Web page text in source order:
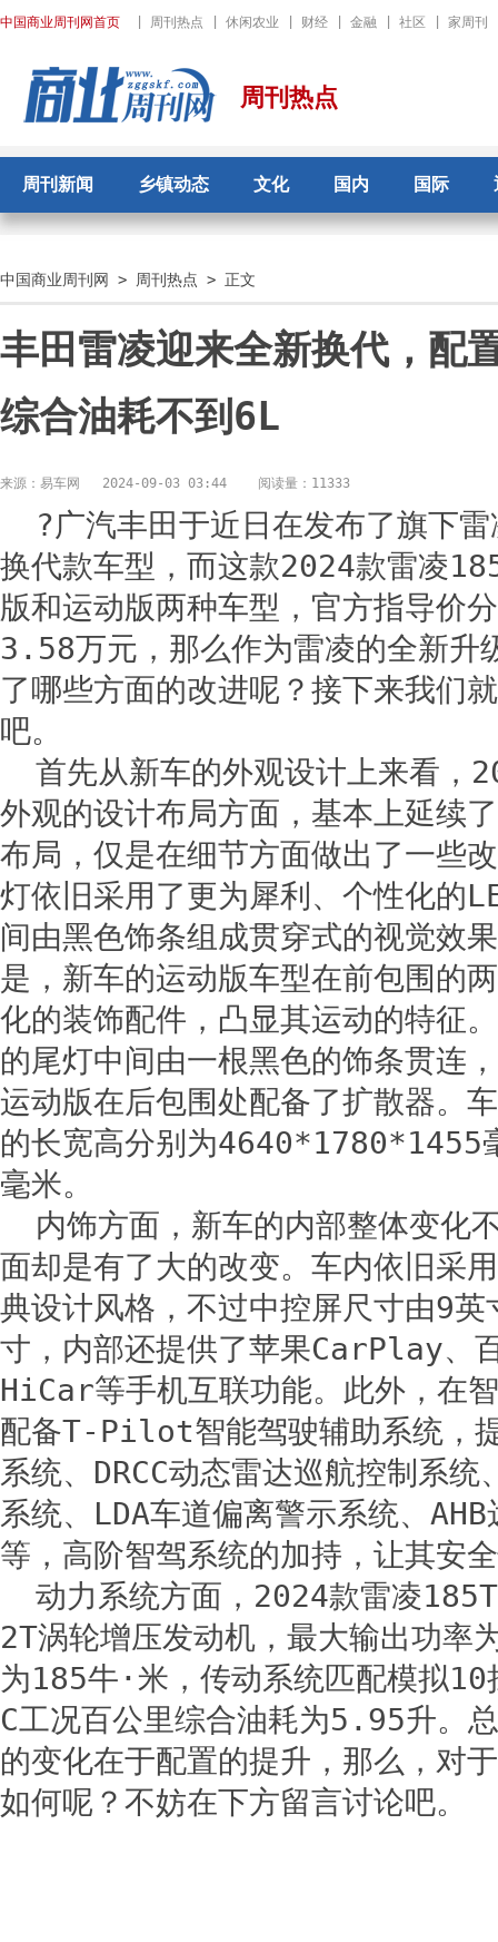
中国商业周刊网首页 周刊热点 休闲农业 财经 金融 社区 家周刊
周刊热点
周刊新闻 乡镇动态 文化 国内 国际
中国商业周刊网 > 周刊热点 > 正文
丰田雷凌迎来全新换代，配
综合油耗不到6L
来源：易车网 2024-09-03 03:44 阅读量：11333
?广汽丰田于近日在发布了旗下
换代款车型，而这款2024款雷凌
版和运动版两种车型，官方指导价
3.58万元，那么作为雷凌的全新升
了哪些方面的改进呢？接下来我们
吧。
首先从新车的外观设计上来看，
外观的设计布局方面，基本上延续
布局，仅是在细节方面做出了一些
灯依旧采用了更为犀利、个性化的
间由黑色饰条组成贯穿式的视觉效
是，新车的运动版车型在前包围的
化的装饰配件，凸显其运动的特征
的尾灯中间由一根黑色的饰条贯连
运动版在后包围处配备了扩散器。
的长宽高分别为4640*1780*1455
毫米。
内饰方面，新车的内部整体变化
面却是有了大的改变。车内依旧采
典设计风格，不过中控屏尺寸由9
寸，内部还提供了苹果CarPlay
HiCar等手机互联功能。此外，在
配备T-Pilot智能驾驶辅助系统，
系统、DRCC动态雷达巡航控制系
系统、LDA车道偏离警示系统、
等，高阶智驾系统的加持，让其安
动力系统方面，2024款雷凌
2T涡轮增压发动机，最大输出功率
为185牛·米，传动系统匹配模拟10
C工况百公里综合油耗为5.95升。
的变化在于配置的提升，那么，对
如何呢？不妨在下方留言讨论吧。